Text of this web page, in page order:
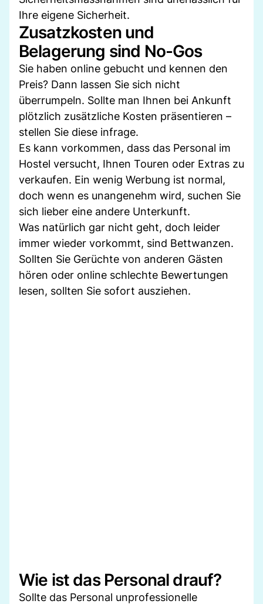
Ihre eigene Sicherheit.
Zusatzkosten und
Belagerung sind No-Gos
Sie haben online gebucht und kennen den
Preis? Dann lassen Sie sich nicht
überrumpeln. Sollte man Ihnen bei Ankunft
plötzlich zusätzliche Kosten präsentieren –
stellen Sie diese infrage.
Es kann vorkommen, dass das Personal im
Hostel versucht, Ihnen Touren oder Extras zu
verkaufen. Ein wenig Werbung ist normal,
doch wenn es unangenehm wird, suchen Sie
sich lieber eine andere Unterkunft.
Was natürlich gar nicht geht, doch leider
immer wieder vorkommt, sind Bettwanzen.
Sollten Sie Gerüchte von anderen Gästen
hören oder online schlechte Bewertungen
lesen, sollten Sie sofort ausziehen.
Wie ist das Personal drauf?
Sollte das Personal unprofessionelle